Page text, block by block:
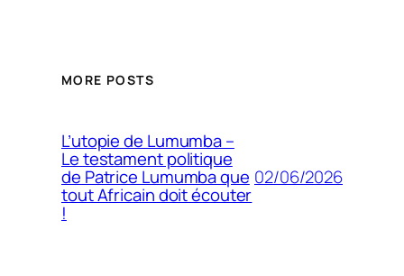
MORE POSTS
L’utopie de Lumumba –
Le testament politique
de Patrice Lumumba que
tout Africain doit écouter
!
02/06/2026